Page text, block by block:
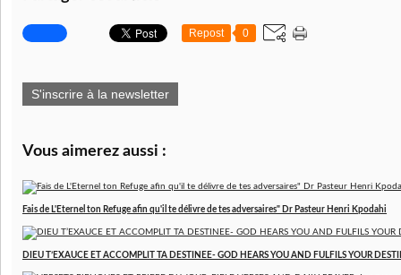
Repost 0
S'inscrire à la newsletter
Vous aimerez aussi :
Fais de L'Eternel ton Refuge afin qu'il te délivre de tes adversaires" Dr Pasteur Henri Kpodahi
DIEU T’EXAUCE ET ACCOMPLIT TA DESTINEE- GOD HEARS YOU AND FULFILS YOUR